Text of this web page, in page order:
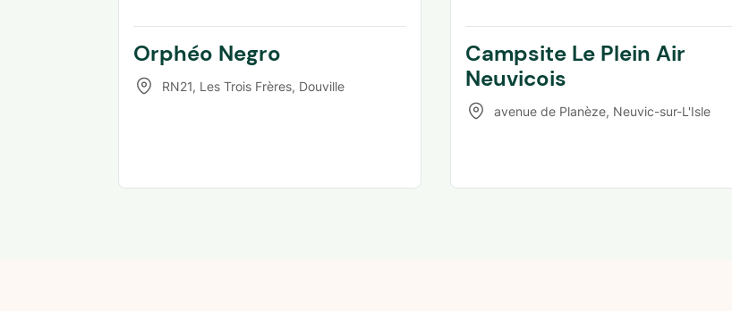
Orphéo Negro
RN21, Les Trois Frères, Douville
Campsite Le Plein Air
Neuvicois
avenue de Planèze, Neuvic-sur-L'Isle